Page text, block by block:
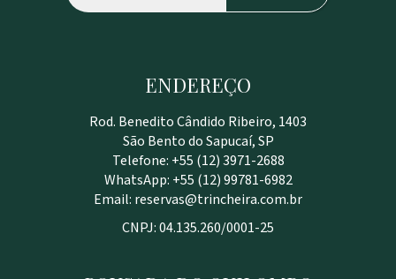
ENDEREÇO
Rod. Benedito Cândido Ribeiro, 1403
São Bento do Sapucaí, SP
Telefone: +55 (12) 3971-2688
WhatsApp: +55 (12) 99781-6982
Email: reservas@trincheira.com.br
CNPJ: 04.135.260/0001-25